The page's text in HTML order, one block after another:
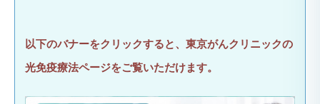
以下のバナーをクリックすると、東京がんクリニックの
光免疫療法ページをご覧いただけます。